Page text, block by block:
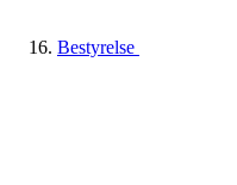
Bestyrelse